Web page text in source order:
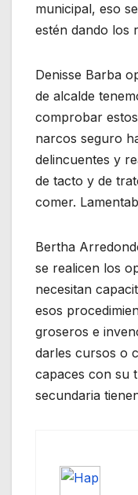
municipal, eso
estén dando los
Denisse Barba
de alcalde
comprobar
narcos seguro
delincuentes y
de tacto y de
comer.
Bertha
se realicen los
necesitan
esos
groseros e
darles cursos o
capaces con su
secundaria